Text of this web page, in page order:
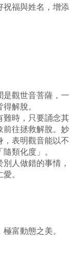
祝福與姓名，增添
是觀世音菩薩，一
解脫。
難時，只要誦念其
前往拯救解脫。妙
，表明觀音能以不
類化度」。
人做錯的事情，
。
富動態之美。